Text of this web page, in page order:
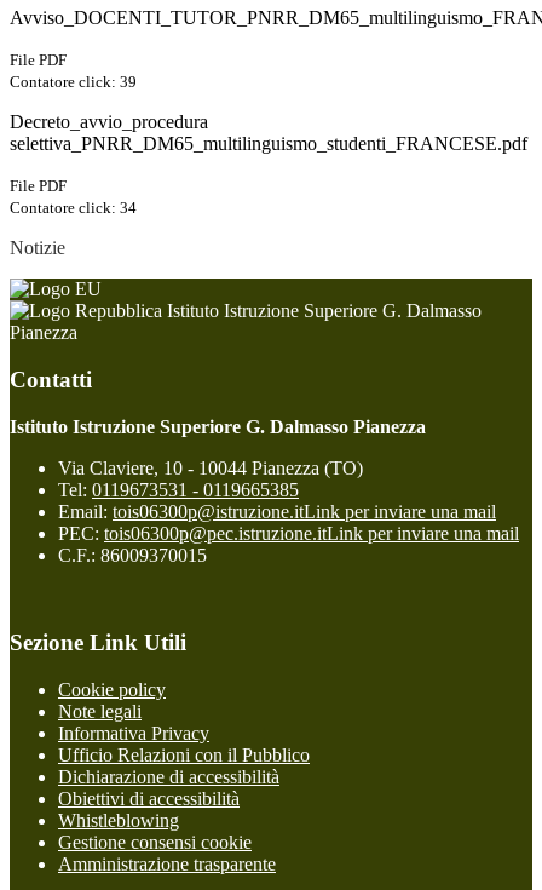
File PDF
Contatore click: 39
Decreto_avvio_procedura
selettiva_PNRR_DM65_multilinguismo_studenti_FRANCESE.pdf
File PDF
Contatore click: 34
Notizie
Istituto Istruzione Superiore G. Dalmasso
Pianezza
Contatti
Istituto Istruzione Superiore G. Dalmasso Pianezza
Via Claviere, 10 - 10044 Pianezza (TO)
Tel: 0119673531 - 0119665385
Email: tois06300p@istruzione.itLink per inviare una mail
PEC: tois06300p@pec.istruzione.itLink per inviare una mail
C.F.: 86009370015
Sezione Link Utili
Cookie policy
Note legali
Informativa Privacy
Ufficio Relazioni con il Pubblico
Dichiarazione di accessibilità
Obiettivi di accessibilità
Whistleblowing
Gestione consensi cookie
Amministrazione trasparente